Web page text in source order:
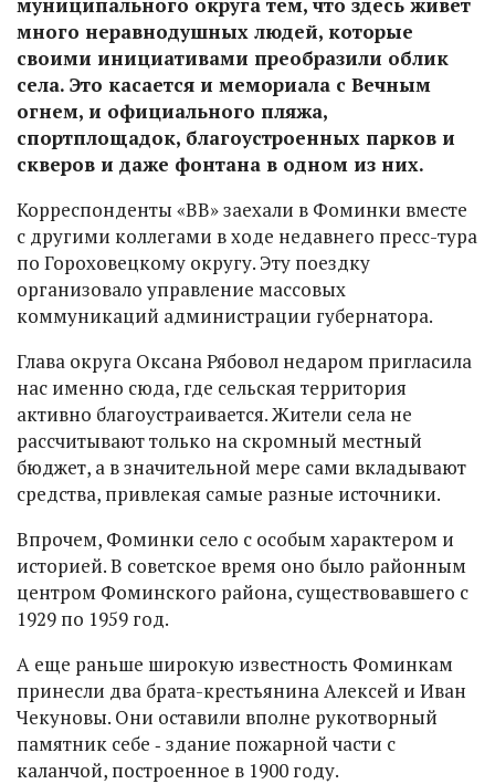
много неравнодушных людей, которые
своими инициативами преобразили облик
села. Это касается и мемориала с Вечным
огнем, и официального пляжа,
спортплощадок, благоустроенных парков и
скверов и даже фонтана в одном из них.
Корреспонденты «ВВ» заехали в Фоминки вместе
с другими коллегами в ходе недавнего пресс-тура
по Гороховецкому округу. Эту поездку
организовало управление массовых
коммуникаций администрации губернатора.
Глава округа Оксана Рябовол недаром пригласила
нас именно сюда, где сельская территория
активно благоустраивается. Жители села не
рассчитывают только на скромный местный
бюджет, а в значительной мере сами вкладывают
средства, привлекая самые разные источники.
Впрочем, Фоминки село с особым характером и
историей. В советское время оно было районным
центром Фоминского района, существовавшего с
1929 по 1959 год.
А еще раньше широкую известность Фоминкам
принесли два брата-крестьянина Алексей и Иван
Чекуновы. Они оставили вполне рукотворный
памятник себе ‑ здание пожарной части с
каланчой, построенное в 1900 году.